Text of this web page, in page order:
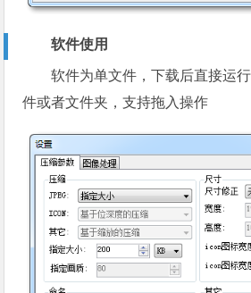
软件使用
软件为单文件，下载后直接运
件或者文件夹，支持拖入操作